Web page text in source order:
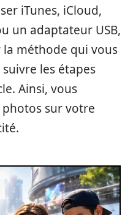
iTunes, iCloud,
un adaptateur USB,
la méthode qui vous
les étapes
Ainsi, vous
sur votre